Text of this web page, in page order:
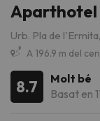
Aparthotel
Urb. Pla de
A 196.9 m del
8.7
Molt bé
Basat en